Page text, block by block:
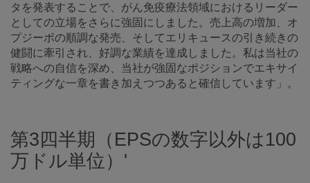
タを発表することで、がん免疫療法領域におけるリーダー
としての立場をさらに強固にしました。売上高の増加、オ
プジーボの順調な発売、そしてエリキュースの引き続きの
健闘に牽引され、好調な業績を達成しました。私は当社の
戦略への自信を深め、当社が強固なポジションでエキサイ
ティングな一章を書き加えつつあると確信しています」。
第3四半期（EPSの数字以外は100
万ドル単位）'